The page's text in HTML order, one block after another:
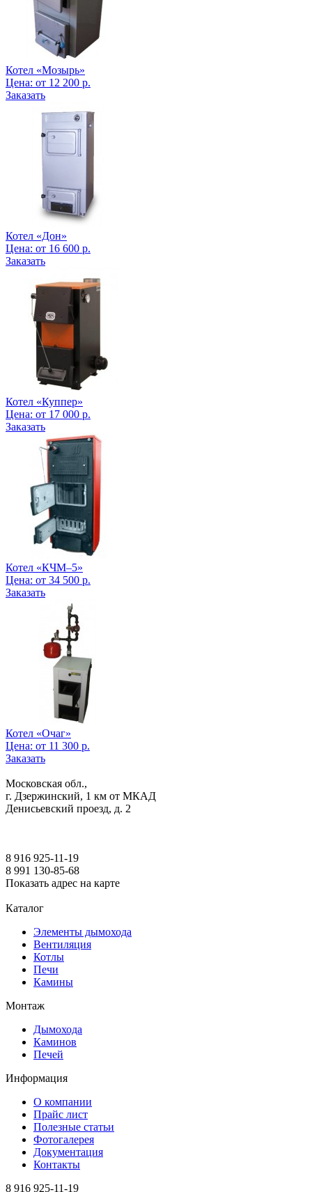
Котел «Мозырь»
Цена: от 12 200 р.
Заказать
Котел «Дон»
Цена: от 16 600 р.
Заказать
Котел «Куппер»
Цена: от 17 000 р.
Заказать
Котел «КЧМ–5»
Цена: от 34 500 р.
Заказать
Котел «Очаг»
Цена: от 11 300 р.
Заказать
Московская обл.,
г. Дзержинский, 1 км от МКАД
Денисьевский проезд, д. 2
8 916 925-11-19
8 991 130-85-68
Показать адрес на карте
Каталог
Элементы дымохода
Вентиляция
Котлы
Печи
Камины
Монтаж
Дымохода
Каминов
Печей
Информация
О компании
Прайс лист
Полезные статьи
Фотогалерея
Документация
Контакты
8 916 925-11-19